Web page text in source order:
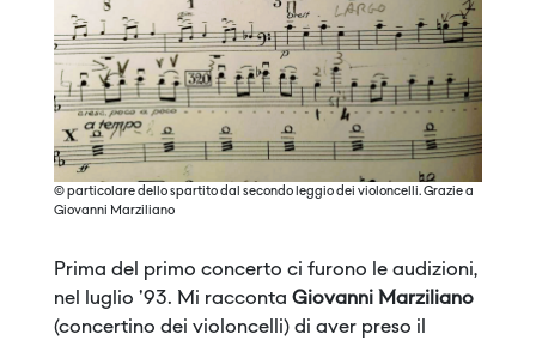
© particolare dello spartito dal secondo leggio dei violoncelli. Grazie a
Giovanni Marziliano
Prima del primo concerto ci furono le audizioni,
nel luglio '93. Mi racconta Giovanni Marziliano
(concertino dei violoncelli) di aver preso il